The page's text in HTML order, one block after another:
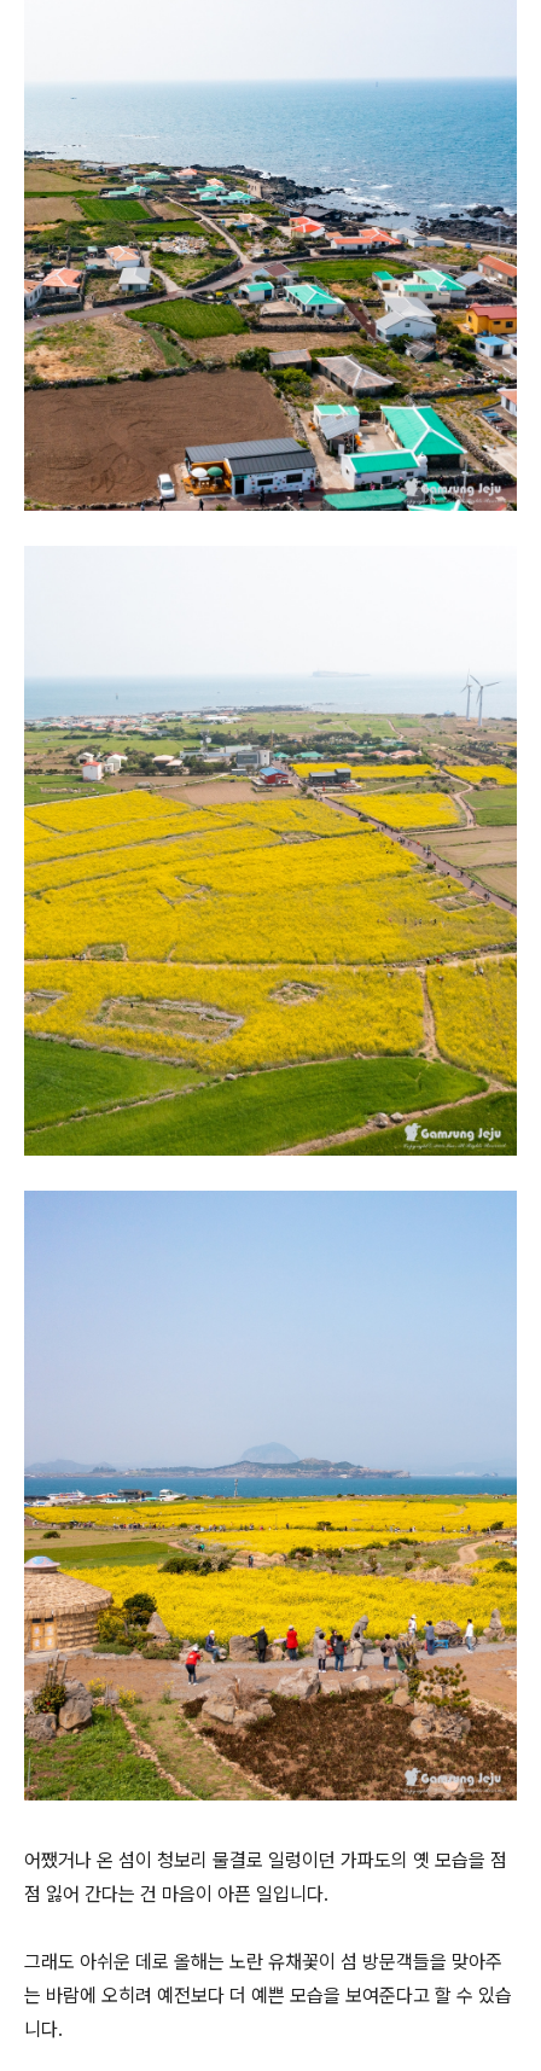
어쨌거나 온 섬이 청보리 물결로 일렁이던 가파도의 옛 모습을 점
점 잃어 간다는 건 마음이 아픈 일입니다.
그래도 아쉬운 데로 올해는 노란 유채꽃이 섬 방문객들을 맞아주
는 바람에 오히려 예전보다 더 예쁜 모습을 보여준다고 할 수 있습
니다.